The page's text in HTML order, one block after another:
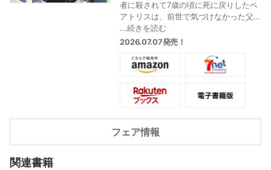
者に殺されて7歳の頃に死に戻りしたベ
アトリスは、前世で気づけなかった父
親からの愛情を知る。実はとっても愛
が重かった父親からの溺愛に困惑しつ
つも未来を変えるために奔走するベア
トリスだったが、いよいよ未来を変え
る鍵である不思議な存在「精霊」に迫
っていき…?
超超超娘を溺愛する超頼もしいパパ
と、彼女を守ろうとする圧倒的ビジュ
の面々に囲まれるご令嬢(幼女)の死に戻
り愛されファンタジー、コミカライズ
第二巻!
...続きを読む
2026.07.07発売！
フェア情報
関連書籍